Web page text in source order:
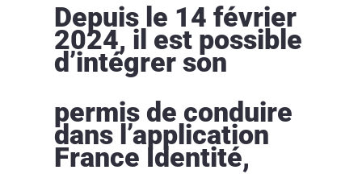
Depuis le 14 février
2024, il est possible
d’intégrer son
permis de conduire
dans l’application
France Identité,